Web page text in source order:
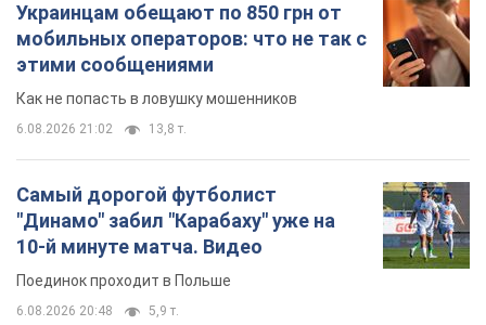
Украинцам обещают по 850 грн от
мобильных операторов: что не так с
этими сообщениями
Как не попасть в ловушку мошенников
6.08.2026 21:02 13,8 т.
Самый дорогой футболист
"Динамо" забил "Карабаху" уже на
10-й минуте матча. Видео
Поединок проходит в Польше
6.08.2026 20:48 5,9 т.